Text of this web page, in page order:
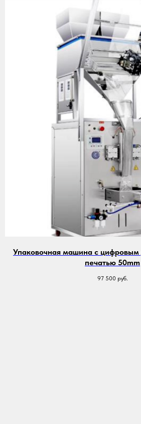
Упаковочная машина с цифровым
печатью 50mm
97 500 руб.